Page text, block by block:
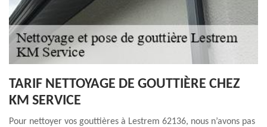
TARIF NETTOYAGE DE GOUTTIÈRE CHEZ
KM SERVICE
Pour nettoyer vos gouttières à Lestrem 62136, nous n’avons pas